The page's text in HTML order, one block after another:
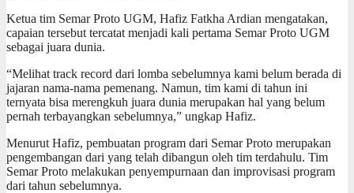
Ketua tim Semar Proto UGM, Hafiz Fatkha Ardian mengatakan,
capaian tersebut tercatat menjadi kali pertama Semar Proto UGM
sebagai juara dunia.
“Melihat track record dari lomba sebelumnya kami belum berada di
jajaran nama-nama pemenang. Namun, tim kami di tahun ini
ternyata bisa merengkuh juara dunia merupakan hal yang belum
pernah terbayangkan sebelumnya,” ungkap Hafiz.
Menurut Hafiz, pembuatan program dari Semar Proto merupakan
pengembangan dari yang telah dibangun oleh tim terdahulu. Tim
Semar Proto melakukan penyempurnaan dan improvisasi program
dari tahun sebelumnya.